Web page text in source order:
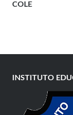
COLE
INSTITUTO